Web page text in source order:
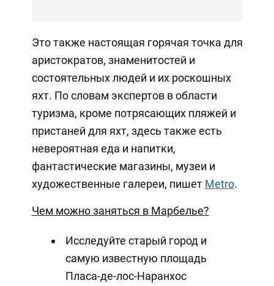
Это также настоящая горячая точка для
аристократов, знаменитостей и
состоятельных людей и их роскошных
яхт. По словам экспертов в области
туризма, кроме потрясающих пляжей и
пристаней для яхт, здесь также есть
невероятная еда и напитки,
фантастические магазины, музеи и
художественные галереи, пишет Metro.
Чем можно заняться в Марбелье?
Исследуйте старый город и
самую известную площадь
Пласа-де-лос-Наранхос